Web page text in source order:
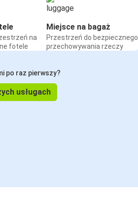
na
fotele
Miejsce na bagaż
Przestrzeń do bezpiecznego
przechowywania rzeczy
po raz pierwszy?
usługach